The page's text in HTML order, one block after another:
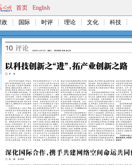
首页 English
政 国际 时评 理论 文化 科技